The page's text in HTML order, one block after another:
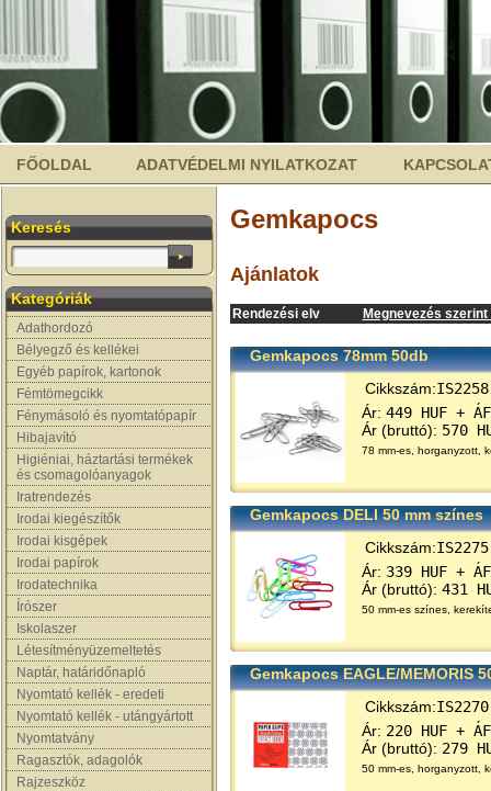
FŐOLDAL ADATVÉDELMI NYILATKOZAT
Keresés
Kategóriák
Adathordozó
Bélyegző és kellékei
Egyéb papírok, kartonok
Fémtömegcikk
Fénymásoló és nyomtatópapír
Hibajavító
Higiéniai, háztartási termékek
és csomagolóanyagok
Iratrendezés
Irodai kiegészítők
Irodai kisgépek
Irodai papírok
Irodatechnika
Írószer
Iskolaszer
Létesítményüzemeltetés
Naptár, határidőnapló
Nyomtató kellék - eredeti
Nyomtató kellék - utángyártott
Nyomtatvány
Ragasztók, adagolók
Rajzeszköz
Gemkapocs
Ajánlatok
Rendezési elv Megnevezés szerint
Gemkapocs 78mm 50db
Cikkszám:IS2258
Ár: 449 HUF +
Ár (bruttó): 570
78 mm-es, horganyzott,
Gemkapocs DELI 50 mm színes
Cikkszám:IS2275
Ár: 339 HUF +
Ár (bruttó): 431
50 mm-es színes,
Gemkapocs EAGLE/MEMORIS
Cikkszám:IS2270
Ár: 220 HUF +
Ár (bruttó): 279
50 mm-es, horganyzott,